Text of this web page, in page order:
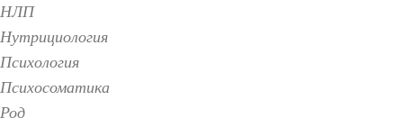
НЛП
Нутрициология
Психология
Психосоматика
Род